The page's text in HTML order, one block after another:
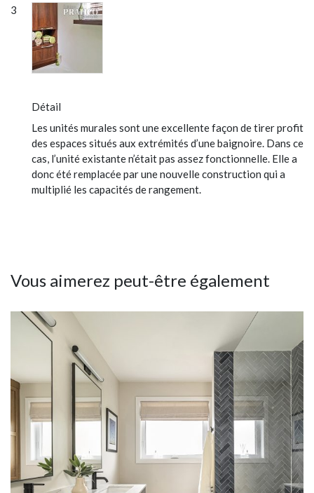
Détail
Les unités murales sont une excellente façon de tirer profit
des espaces situés aux extrémités d’une baignoire. Dans ce
cas, l’unité existante n’était pas assez fonctionnelle. Elle a
donc été remplacée par une nouvelle construction qui a
multiplié les capacités de rangement.
Vous aimerez peut-être également